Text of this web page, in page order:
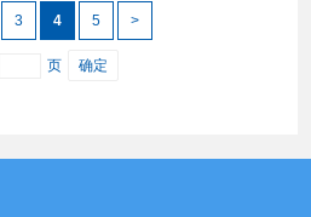
3 4 5 >
页 确定